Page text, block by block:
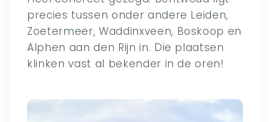
precies tussen onder andere Leiden,
Zoetermeer, Waddinxveen, Boskoop en
Alphen aan den Rijn in. Die plaatsen
klinken vast al bekender in de oren!